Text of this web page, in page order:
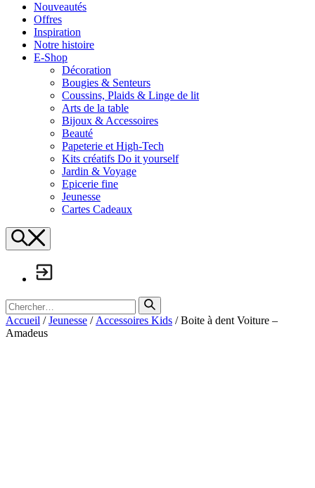
Nouveautés
Offres
Inspiration
Notre histoire
E-Shop
Décoration
Bougies & Senteurs
Coussins, Plaids & Linge de lit
Arts de la table
Bijoux & Accessoires
Beauté
Papeterie et High-Tech
Kits créatifs Do it yourself
Jardin & Voyage
Epicerie fine
Jeunesse
Cartes Cadeaux
Search
Search
for
Accueil /Jeunesse / Accessoires Kids / Boite à dent Voiture –
Amadeus